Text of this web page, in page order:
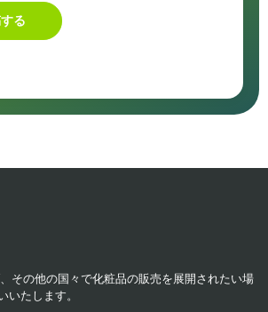
る
その他の国々で化粧品の販売を展開されたい場
たします。